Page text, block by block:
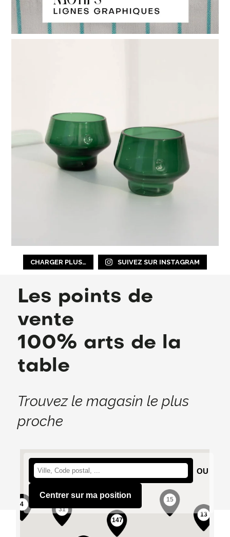
CHARGER PLUS… SUIVEZ SUR INSTAGRAM
Les points de
vente
100% arts de la
table
Trouvez le magasin le plus
proche